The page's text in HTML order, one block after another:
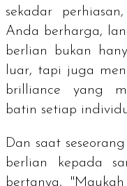
sekadar
Anda berharga,
berlian bukan
luar, tapi juga
brilliance yang
batin setiap
Dan saat
berlian kepada
bertanya,